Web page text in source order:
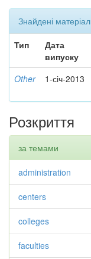
Знайдені
Тип
Дата
випуску
Other 1-січ-2013
Розкриття
за темами
administration
centers
colleges
faculties